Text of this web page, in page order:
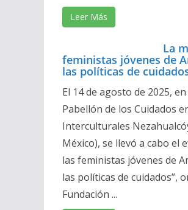
Leer Más
La
feministas jóvenes de
las políticas de
El 14 de agosto de 2025,
Pabellón de los Cuidados
Interculturales
México), se llevó a cabo el
las feministas jóvenes de
las políticas de cuidados”,
Fundación ...